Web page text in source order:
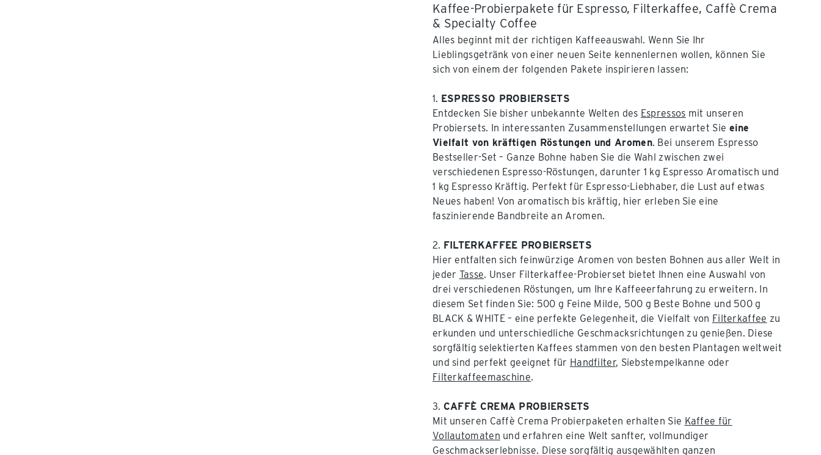
Kaffee-Probierpakete für Espresso, Filterkaffee, Caffè Crema
& Specialty Coffee
Alles beginnt mit der richtigen Kaffeeauswahl. Wenn Sie Ihr
Lieblingsgetränk von einer neuen Seite kennenlernen wollen, können Sie
sich von einem der folgenden Pakete inspirieren lassen:
1. ESPRESSO PROBIERSETS
Entdecken Sie bisher unbekannte Welten des Espressos mit unseren
Probiersets. In interessanten Zusammenstellungen erwartet Sie eine
Vielfalt von kräftigen Röstungen und Aromen. Bei unserem Espresso
Bestseller-Set – Ganze Bohne haben Sie die Wahl zwischen zwei
verschiedenen Espresso-Röstungen, darunter 1 kg Espresso Aromatisch und
1 kg Espresso Kräftig. Perfekt für Espresso-Liebhaber, die Lust auf etwas
Neues haben! Von aromatisch bis kräftig, hier erleben Sie eine
faszinierende Bandbreite an Aromen.
2. FILTERKAFFEE PROBIERSETS
Hier entfalten sich feinwürzige Aromen von besten Bohnen aus aller Welt in
jeder Tasse. Unser Filterkaffee-Probierset bietet Ihnen eine Auswahl von
drei verschiedenen Röstungen, um Ihre Kaffeeerfahrung zu erweitern. In
diesem Set finden Sie: 500 g Feine Milde, 500 g Beste Bohne und 500 g
BLACK & WHITE – eine perfekte Gelegenheit, die Vielfalt von Filterkaffee zu
erkunden und unterschiedliche Geschmacksrichtungen zu genießen. Diese
sorgfältig selektierten Kaffees stammen von den besten Plantagen weltweit
und sind perfekt geeignet für Handfilter, Siebstempelkanne oder
Filterkaffeemaschine.
3. CAFFÈ CREMA PROBIERSETS
Mit unseren Caffè Crema Probierpaketen erhalten Sie Kaffee für
Vollautomaten und erfahren eine Welt sanfter, vollmundiger
Geschmackserlebnisse. Diese sorgfältig ausgewählten ganzen